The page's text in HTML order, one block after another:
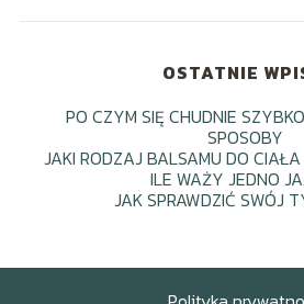
OSTATNIE
PO CZYM SIĘ CHUDNIE
SPOSOBY
JAKI RODZAJ BALSAMU DO
ILE WAŻY JEDNO
JAK SPRAWDZIĆ SWÓJ